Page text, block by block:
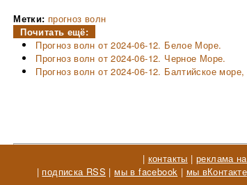
Метки: прогноз волн
Почитать ещё:
Прогноз волн от 2024-06-12. Белое Море.
Прогноз волн от 2024-06-12. Черное Море.
Прогноз волн от 2024-06-12. Балтийское
| контакты | реклама
| подписка RSS | мы в facebook | мы вКонтакте